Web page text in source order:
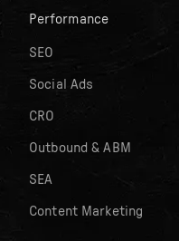
Performance
SEO
Social Ads
CRO
Outbound & ABM
SEA
Content Marketing